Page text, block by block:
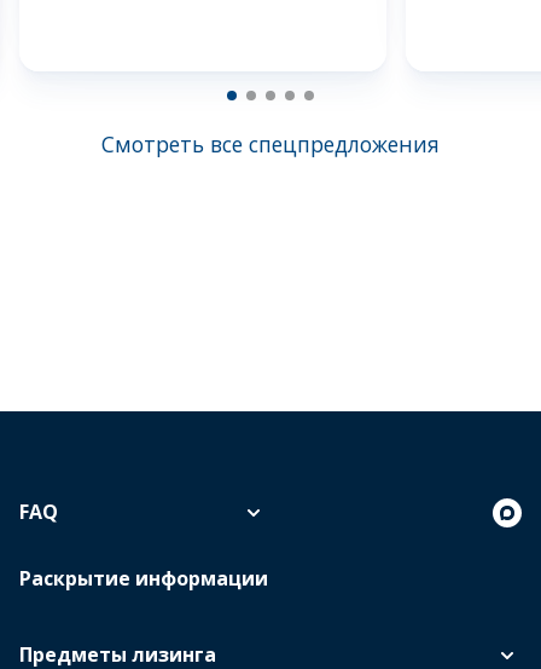
Смотреть все спецпредложения
Предметы лизинга
FAQ
Раскрытие информации